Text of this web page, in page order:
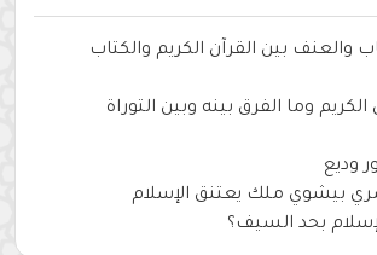
والعنف بين القرآن الكريم والكتاب
الكريم وما الفرق بينه وبين التوراة
وديع
بيشوي ملك يعتنق الإسلام
بحد السيف؟